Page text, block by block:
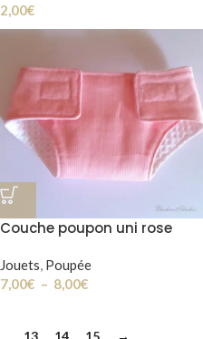
2,00€
Couche poupon uni rose
Jouets, Poupée
7,00€ – 8,00€
13 14 15 →